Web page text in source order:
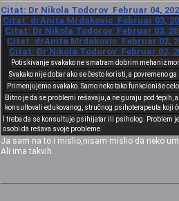
Citat: Dr Nikola Todorov Februar 04,
Citat: drAnita Mrdakovic Februar 03,
Citat: Dr Nikola Todorov Februar 03,
Citat: drAnita Mrdakovic Februar 02,
Citat: Dr Nikola Todorov Februar 02,
Potiskivanje svakako ne smatram dobrim
Svakako nije dobar ako se često koristi, a povremeno
Primenjujemo svakako. Samo neko tako funkcioniše
Bitno je da se problemi rešavaju, a ne guraju pod tepih,
konsultovali edukovanog, stručnog psihoterapeuta koji
I treba da se konsultuje psihijatar ili psiholog. Problem
osobi da rešava svoje probleme.
Ja sam na to i mislio,nisam mislio da neko
Ali ima takvih.